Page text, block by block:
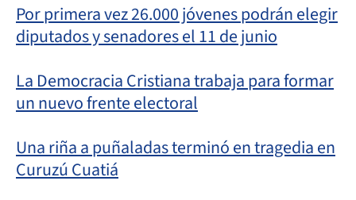
Por primera vez 26.000 jóvenes podrán elegir
diputados y senadores el 11 de junio
La Democracia Cristiana trabaja para formar
un nuevo frente electoral
Una riña a puñaladas terminó en tragedia en
Curuzú Cuatiá